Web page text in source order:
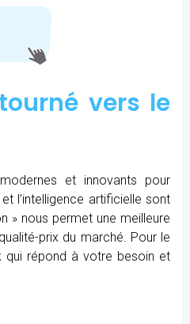
vers le
et innovants pour
l’intelligence artificielle sont
» nous permet une meilleure
prix du marché. Pour le
qui répond à votre besoin et